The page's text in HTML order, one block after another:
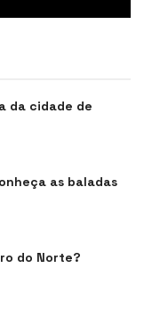
da cidade de
as baladas
do Norte?